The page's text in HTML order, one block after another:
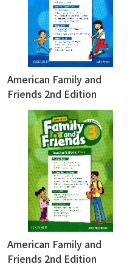
American Family and
Friends 2nd Edition
Teacher's Book 1 (with
Access code for Classroom
Presentation Tool &
Teacher Resource Center)
(密碼銀漆一經刮開，恕不退
American Family and
Friends 2nd Edition